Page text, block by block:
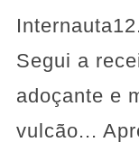
Segui a
adoçante e
vulcão...